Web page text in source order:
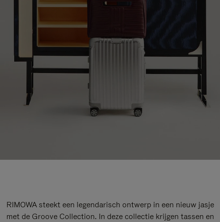
RIMOWA steekt een legendarisch ontwerp in een nieuw jasje
met de Groove Collection. In deze collectie krijgen tassen en